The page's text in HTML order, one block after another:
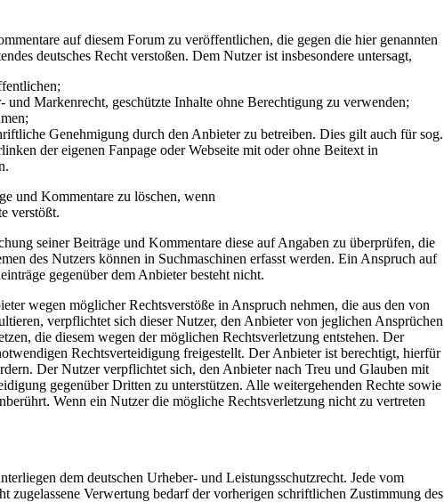
auf diesem Forum zu veröffentlichen, die gegen die hier genannten
deutsches Recht verstoßen. Dem Nutzer ist insbesondere untersagt,
und Markenrecht, geschützte Inhalte ohne Berechtigung zu verwenden;
Genehmigung durch den Anbieter zu betreiben. Dies gilt auch für sog.
der eigenen Fanpage oder Webseite mit oder ohne Beitext in
und Kommentare zu löschen, wenn
verstößt.
seiner Beiträge und Kommentare diese auf Angaben zu überprüfen, die
des Nutzers können in Suchmaschinen erfasst werden. Ein Anspruch auf
gegenüber dem Anbieter besteht nicht.
wegen möglicher Rechtsverstöße in Anspruch nehmen, die aus den von
verpflichtet sich dieser Nutzer, den Anbieter von jeglichen Ansprüchen
die diesem wegen der möglichen Rechtsverletzung entstehen. Der
Rechtsverteidigung freigestellt. Der Anbieter ist berechtigt, hierfür
Der Nutzer verpflichtet sich, den Anbieter nach Treu und Glauben mit
gegenüber Dritten zu unterstützen. Alle weitergehenden Rechte sowie
Wenn ein Nutzer die mögliche Rechtsverletzung nicht zu vertreten
dem deutschen Urheber- und Leistungsschutzrecht. Jede vom
zugelassene Verwertung bedarf der vorherigen schriftlichen Zustimmung des